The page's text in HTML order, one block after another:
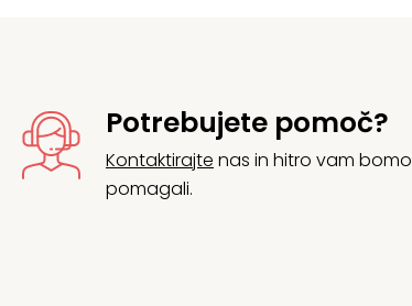
Potrebujete pomoč?
Kontaktirajte nas in hitro vam bomo
pomagali.